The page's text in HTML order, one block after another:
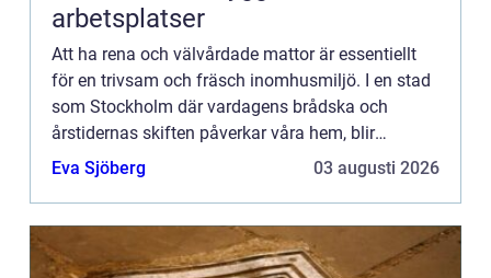
arbetsplatser
Att ha rena och välvårdade mattor är essentiellt
för en trivsam och fräsch inomhusmiljö. I en stad
som Stockholm där vardagens brådska och
årstidernas skiften påverkar våra hem, blir
mattv&a...
Eva Sjöberg 03 augusti 2026